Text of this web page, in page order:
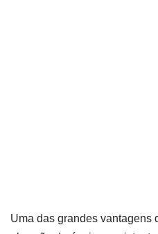
Uma das grandes vantagens